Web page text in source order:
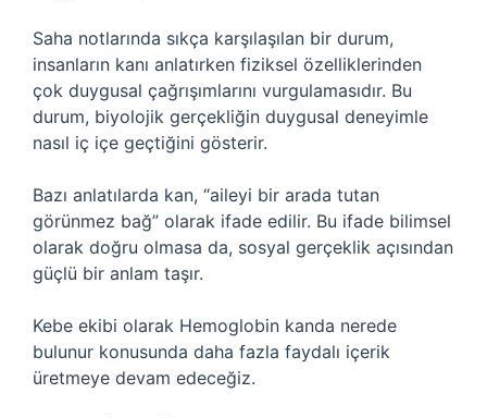
Saha notlarında sıkça karşılaşılan bir durum,
insanların kanı anlatırken fiziksel özelliklerinden
çok duygusal çağrışımlarını vurgulamasıdır. Bu
durum, biyolojik gerçekliğin duygusal deneyimle
nasıl iç içe geçtiğini gösterir.
Bazı anlatılarda kan, “aileyi bir arada tutan
görünmez bağ” olarak ifade edilir. Bu ifade bilimsel
olarak doğru olmasa da, sosyal gerçeklik açısından
güçlü bir anlam taşır.
Kebe ekibi olarak Hemoglobin kanda nerede
bulunur konusunda daha fazla faydalı içerik
üretmeye devam edeceğiz.